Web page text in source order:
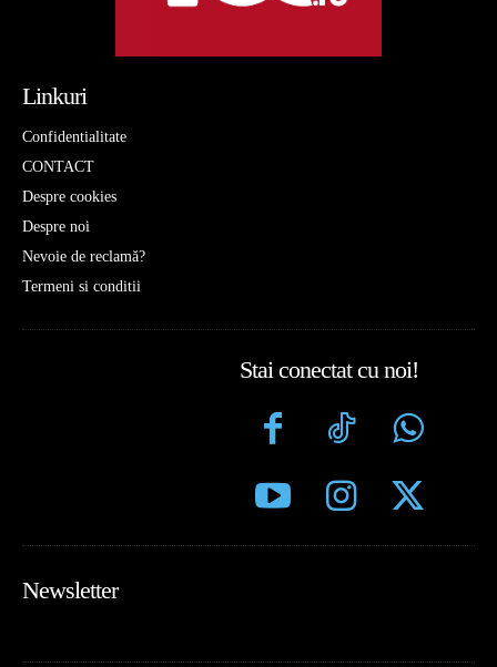
Linkuri
Confidentialitate
CONTACT
Despre cookies
Despre noi
Nevoie de reclamă?
Termeni si conditii
Stai conectat cu noi!
Newsletter